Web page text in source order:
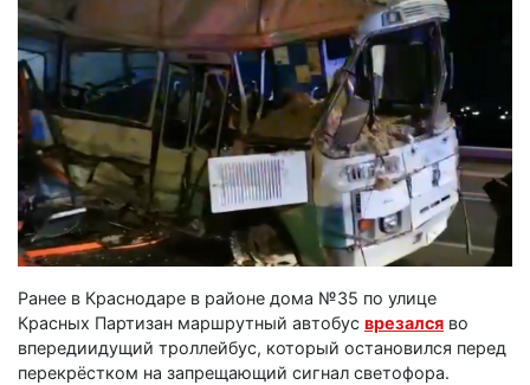
Ранее в Краснодаре в районе дома №35 по улице
Красных Партизан маршрутный автобус врезался во
впередиидущий троллейбус, который остановился перед
перекрёстком на запрещающий сигнал светофора.